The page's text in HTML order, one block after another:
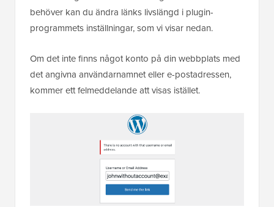
behöver kan du ändra länks livslängd i plugin-
programmets inställningar, som vi visar nedan.
Om det inte finns något konto på din webbplats med
det angivna användarnamnet eller e-postadressen,
kommer ett felmeddelande att visas istället.